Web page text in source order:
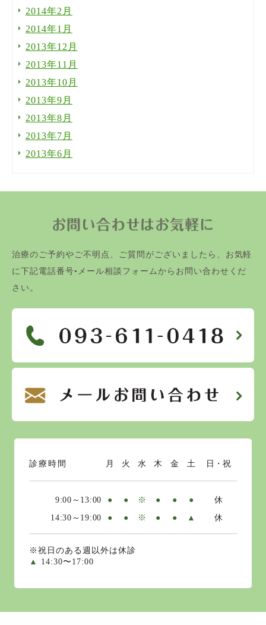
2014年2月
2014年1月
2013年12月
2013年11月
2013年10月
2013年9月
2013年8月
2013年7月
2013年6月
お問い合わせはお気軽に
治療のご予約やご不明点、ご質問がございましたら、お気軽
に下記電話番号•メール相談フォームからお問い合わせくだ
さい。
診療時間 月 火 水 木 金 土 日・祝
9:00～13:00 ● ● ※ ● ● ●
休
14:30～19:00
● ● ※ ● ● ▲ 休
※祝日のある週以外は休診
▲
14:30〜17:00